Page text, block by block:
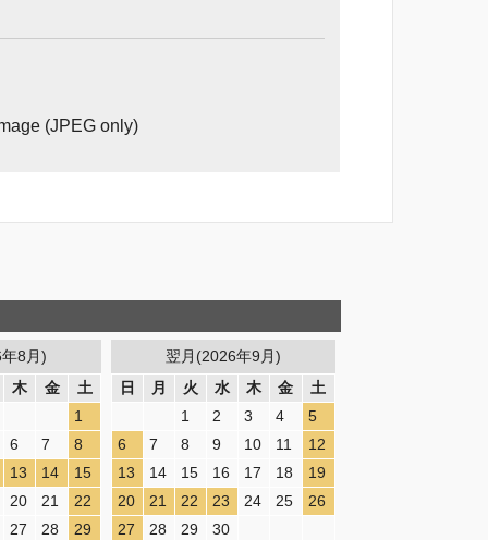
(JPEG only)
8月)
木 金
土
1
6 7
8
13 14
15
20 21
22
27 28
29
翌月(2026年9月)
日
月 火 水 木 金
土
1
2 3 4
5
6
7 8 9 10 11
12
13
14 15 16 17 18
19
20
21 22 23 24 25
26
27
28 29
30